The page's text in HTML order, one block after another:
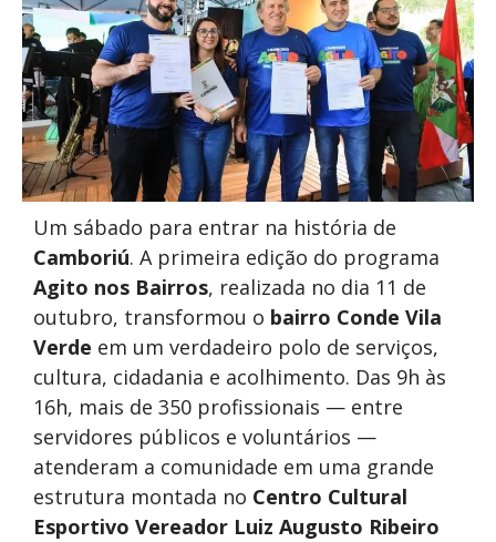
Um sábado para entrar na história de
Camboriú. A primeira edição do programa
Agito nos Bairros, realizada no dia 11 de
outubro, transformou o bairro Conde Vila
Verde em um verdadeiro polo de serviços,
cultura, cidadania e acolhimento. Das 9h às
16h, mais de 350 profissionais — entre
servidores públicos e voluntários —
atenderam a comunidade em uma grande
estrutura montada no Centro Cultural
Esportivo Vereador Luiz Augusto Ribeiro